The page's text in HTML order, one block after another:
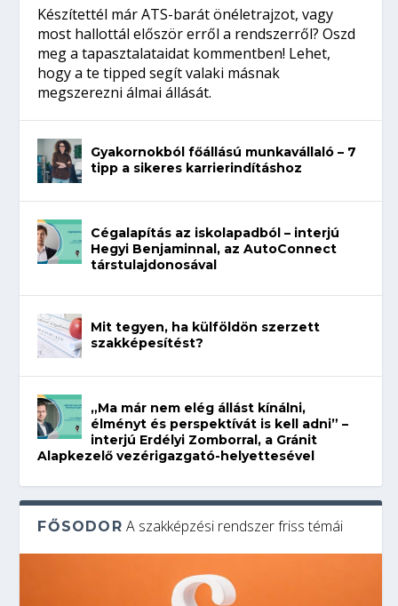
Készítettél már ATS-barát önéletrajzot, vagy
most hallottál először erről a rendszerről? Oszd
meg a tapasztalataidat kommentben! Lehet,
hogy a te tipped segít valaki másnak
megszerezni álmai állását.
Gyakornokból főállású munkavállaló – 7
tipp a sikeres karrierindításhoz
Cégalapítás az iskolapadból – interjú
Hegyi Benjaminnal, az AutoConnect
társtulajdonosával
Mit tegyen, ha külföldön szerzett
szakképesítést?
„Ma már nem elég állást kínálni,
élményt és perspektívát is kell adni” –
interjú Erdélyi Zomborral, a Gránit
Alapkezelő vezérigazgató-helyettesével
FŐSODOR A szakképzési rendszer friss témái